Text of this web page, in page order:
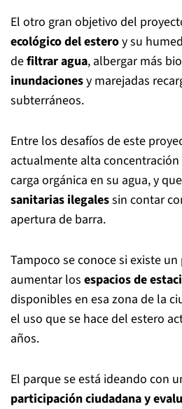
El otro gran objetivo del
ecológico del esteroy su
defiltrar agua, albergar más
inundacionesy marejadas
subterráneos.
Entre los desafíos de este
actualmente alta
carga orgánica en su agua, y
sanitarias ilegalessin contar
apertura de barra.
Tampoco se conoce si existe
aumentar los espacios de
disponibles en esa zona de la
el uso que se hace del estero
años.
El parque se está ideando con
participación ciudadana y